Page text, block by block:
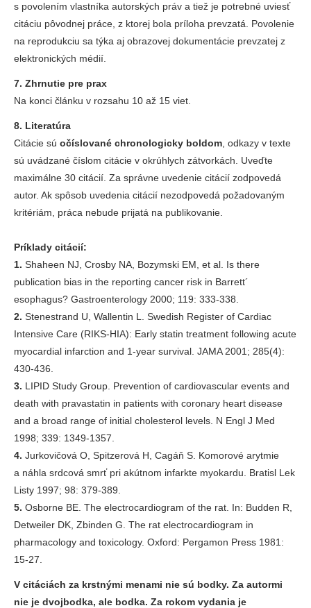
s povolením vlastníka autorských práv a tiež je potrebné uviesť
citáciu pôvodnej práce, z ktorej bola príloha prevzatá. Povolenie
na reprodukciu sa týka aj obrazovej dokumentácie prevzatej z
elektronických médií.
7. Zhrnutie pre prax
Na konci článku v rozsahu 10 až 15 viet.
8. Literatúra
Citácie sú očíslované chronologicky boldom , odkazy v texte
sú uvádzané číslom citácie v okrúhlych zátvorkách. Uveďte
maximálne 30 citácií. Za správne uvedenie citácií zodpovedá
autor. Ak spôsob uvedenia citácií nezodpovedá požadovaným
kritériám, práca nebude prijatá na publikovanie.
Príklady citácií:
1. Shaheen NJ, Crosby NA, Bozymski EM, et al. Is there
publication bias in the reporting cancer risk in Barrett´
esophagus? Gastroenterology 2000; 119: 333-338.
2. Stenestrand U, Wallentin L. Swedish Register of Cardiac
Intensive Care (RIKS-HIA): Early statin treatment following acute
myocardial infarction and 1-year survival. JAMA 2001; 285(4):
430-436.
3. LIPID Study Group. Prevention of cardiovascular events and
death with pravastatin in patients with coronary heart disease
and a broad range of initial cholesterol levels. N Engl J Med
1998; 339: 1349-1357.
4. Jurkovičová O, Spitzerová H, Cagáň S. Komorové arytmie
a náhla srdcová smrť pri akútnom infarkte myokardu. Bratisl Lek
Listy 1997; 98: 379-389.
5. Osborne BE. The electrocardiogram of the rat. In: Budden R,
Detweiler DK, Zbinden G. The rat electrocardiogram in
pharmacology and toxicology. Oxford: Pergamon Press 1981:
15-27.
V citáciách za krstnými menami nie sú bodky. Za autormi
nie je dvojbodka, ale bodka. Za rokom vydania je